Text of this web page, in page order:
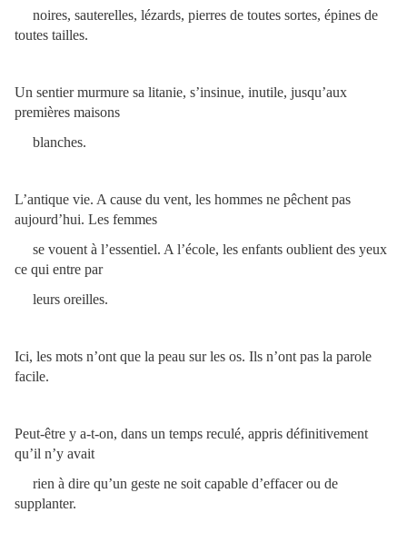
noires, sauterelles, lézards, pierres de toutes sortes, épines de
toutes tailles.
Un sentier murmure sa litanie, s’insinue, inutile, jusqu’aux
premières maisons
blanches.
L’antique vie. A cause du vent, les hommes ne pêchent pas
aujourd’hui. Les femmes
se vouent à l’essentiel. A l’école, les enfants oublient des yeux
ce qui entre par
leurs oreilles.
Ici, les mots n’ont que la peau sur les os. Ils n’ont pas la parole
facile.
Peut-être y a-t-on, dans un temps reculé, appris définitivement
qu’il n’y avait
rien à dire qu’un geste ne soit capable d’effacer ou de
supplanter.